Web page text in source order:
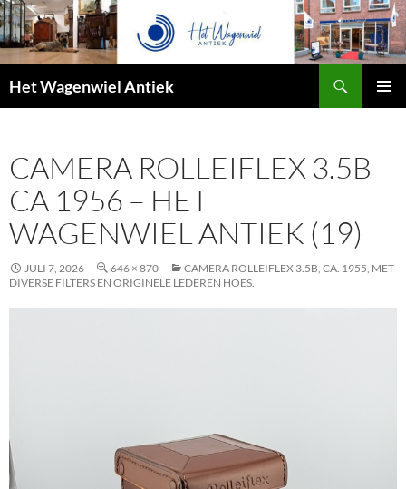
Het Wagenwiel Antiek
CAMERA ROLLEIFLEX 3.5B
CA 1956 – HET
WAGENWIEL ANTIEK (19)
JULI 7, 2026 646 × 870
CAMERA ROLLEIFLEX 3.5B, CA. 1955, MET
DIVERSE FILTERS EN ORIGINELE LEDEREN HOES.